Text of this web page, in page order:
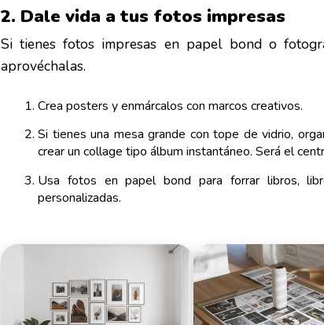
2. Dale vida a tus fotos impresas
Si tienes fotos impresas en papel bond o
aprovéchalas.
Crea posters y enmárcalos con marcos creativos.
Si tienes una mesa grande con tope de vidrio,
crear un collage tipo álbum instantáneo. Será el
Usa fotos en papel bond para forrar libros,
personalizadas.